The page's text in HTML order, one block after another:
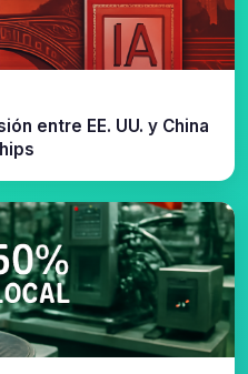
entre EE. UU. y China